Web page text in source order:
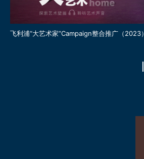
飞利浦“大艺术家”Campaign整合推广（2023）